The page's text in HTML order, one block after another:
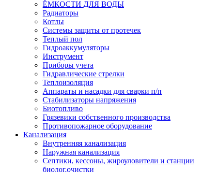
ЁМКОСТИ ДЛЯ ВОДЫ
Радиаторы
Котлы
Системы защиты от протечек
Теплый пол
Гидроаккумуляторы
Инструмент
Приборы учета
Гидравлические стрелки
Теплоизоляция
Аппараты и насадки для сварки п/п
Стабилизаторы напряжения
Биотопливо
Грязевики собственного производства
Противопожарное оборудование
Канализация
Внутренняя канализация
Наружная канализация
Септики, кессоны, жироуловители и станции
биолог.очистки